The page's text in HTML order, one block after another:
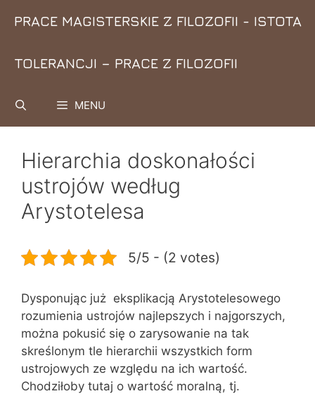
PRACE MAGISTERSKIE Z FILOZOFII - ISTOTA
TOLERANCJI – PRACE Z FILOZOFII
MENU
Hierarchia doskonałości
ustrojów według
Arystotelesa
5/5 - (2 votes)
Dysponując już eksplikacją Arystotelesowego
rozumienia ustrojów najlepszych i najgorszych,
można pokusić się o zarysowanie na tak
skreślonym tle hierarchii wszystkich form
ustrojowych ze względu na ich wartość.
Chodziłoby tutaj o wartość moralną, tj.